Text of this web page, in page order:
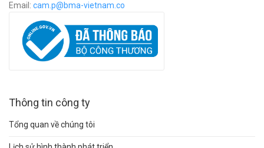
Email: cam.p@bma-vietnam.co
Thông tin công ty
Tổng quan về chúng tôi